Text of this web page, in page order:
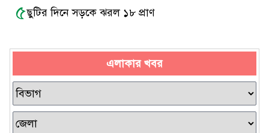
৫ছুটির দিনে সড়কে ঝরল ১৮ প্রাণ
এলাকার খবর